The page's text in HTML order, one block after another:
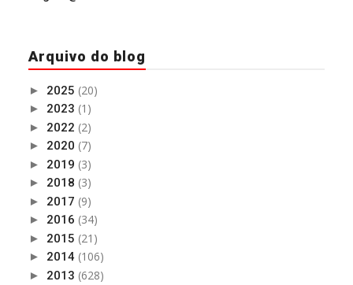
Arquivo do blog
► 2025 (20)
► 2023 (1)
► 2022 (2)
► 2020 (7)
► 2019 (3)
► 2018 (3)
► 2017 (9)
► 2016 (34)
► 2015 (21)
► 2014 (106)
► 2013 (628)